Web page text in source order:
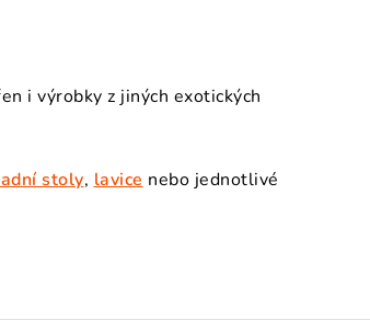
i výrobky z jiných exotických
stoly, lavice nebo jednotlivé